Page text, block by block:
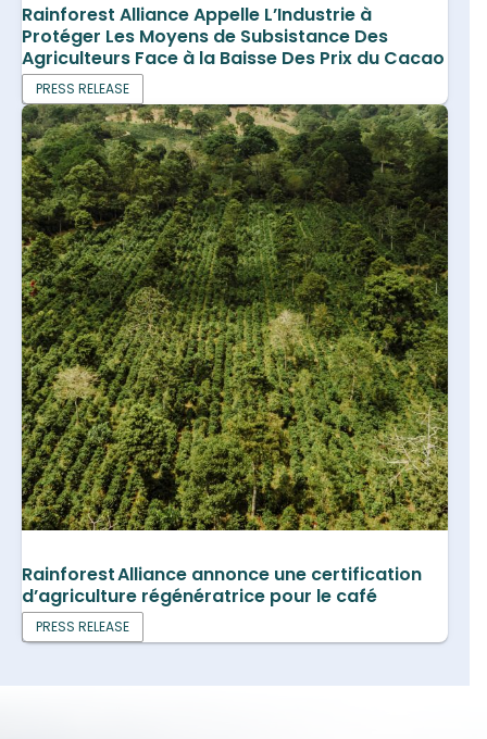
Rainforest Alliance Appelle L’Industrie à
Protéger Les Moyens de Subsistance Des
Agriculteurs Face à la Baisse Des Prix du Cacao
PRESS RELEASE
Rainforest Alliance annonce une certification
d’agriculture régénératrice pour le café
PRESS RELEASE